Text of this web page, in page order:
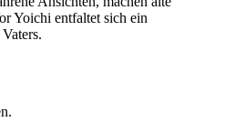
Yoichi entfaltet sich ein